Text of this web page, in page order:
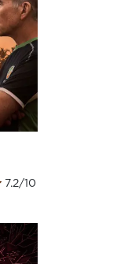
7.2/10